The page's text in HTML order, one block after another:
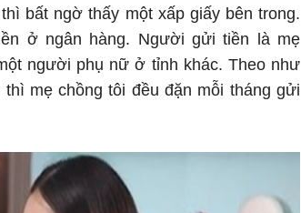
bất ngờ thấy một xấp giấy bên trong.
ở ngân hàng. Người gửi tiền là mẹ
người phụ nữ ở tỉnh khác. Theo như
mẹ chồng tôi đều đặn mỗi tháng gửi